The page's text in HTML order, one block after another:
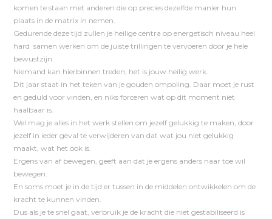
komen te staan met anderen die op precies dezelfde manier hun
plaats in de matrix in nemen.
Gedurende deze tijd zullen je heilige centra op energetisch niveau heel
hard samen werken om de juiste trillingen te vervoeren door je hele
bewustzijn.
Niemand kan hierbinnen treden, het is jouw heilig werk.
Dit jaar staat in het teken van je gouden ompoling. Daar moet je rust
en geduld voor vinden, en niks forceren wat op dit moment niet
haalbaar is.
Wel mag je alles in het werk stellen om jezelf gelukkig te maken, door
jezelf in ieder geval te verwijderen van dat wat jou niet gelukkig
maakt, wat het ook is.
Ergens van af bewegen, geeft aan dat je ergens anders naar toe wil
bewegen.
En soms moet je in de tijd er tussen in de middelen ontwikkelen om de
kracht te kunnen vinden.
Dus als je te snel gaat, verbruik je de kracht die niet gestabiliseerd is